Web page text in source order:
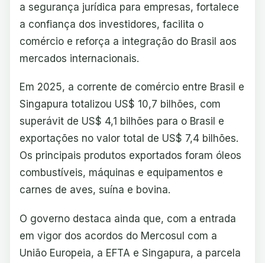
a segurança jurídica para empresas, fortalece
a confiança dos investidores, facilita o
comércio e reforça a integração do Brasil aos
mercados internacionais.
Em 2025, a corrente de comércio entre Brasil e
Singapura totalizou US$ 10,7 bilhões, com
superávit de US$ 4,1 bilhões para o Brasil e
exportações no valor total de US$ 7,4 bilhões.
Os principais produtos exportados foram óleos
combustíveis, máquinas e equipamentos e
carnes de aves, suína e bovina.
O governo destaca ainda que, com a entrada
em vigor dos acordos do Mercosul com a
União Europeia, a EFTA e Singapura, a parcela